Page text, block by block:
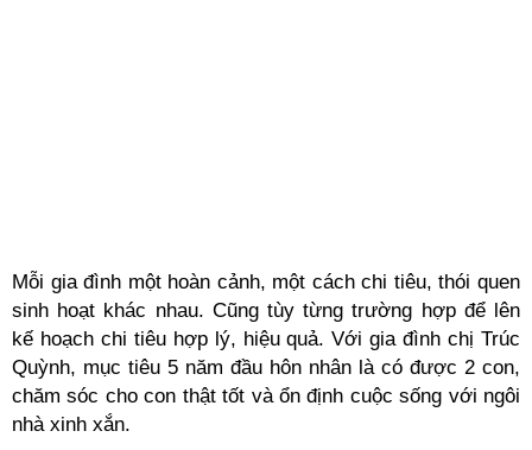
Mỗi gia đình một hoàn cảnh, một cách chi tiêu, thói quen
sinh hoạt khác nhau. Cũng tùy từng trường hợp để lên
kế hoạch chi tiêu hợp lý, hiệu quả. Với gia đình chị Trúc
Quỳnh, mục tiêu 5 năm đầu hôn nhân là có được 2 con,
chăm sóc cho con thật tốt và ổn định cuộc sống với ngôi
nhà xinh xắn.